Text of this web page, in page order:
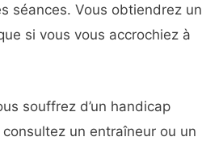
séances. Vous obtiendrez un
si vous vous accrochiez à
souffrez d’un handicap
un entraîneur ou un